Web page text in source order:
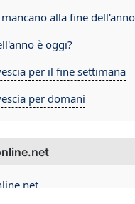
alla fine
è oggi?
per il fine settimana
per domani